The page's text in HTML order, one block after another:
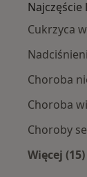
Cukrzyca
Choroba
Choroba
Choroby
Więcej (15)